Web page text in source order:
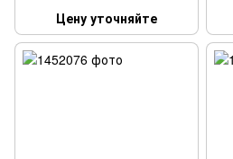
Цену уточняйте